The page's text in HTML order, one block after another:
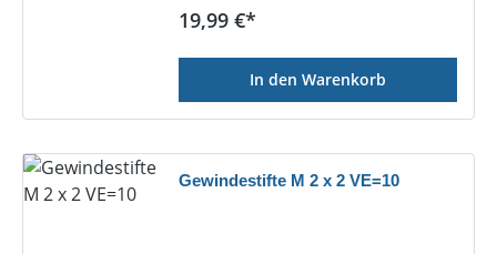
Regulärer Preis:
19,99 €*
In den Warenkorb
Gewindestifte M 2 x 2 VE=10